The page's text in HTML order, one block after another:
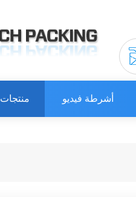
منتجات أشرطة فيديو